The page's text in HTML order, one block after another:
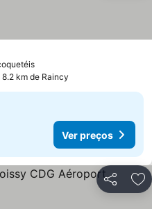
km de Raincy
Ver preços
Partilhar